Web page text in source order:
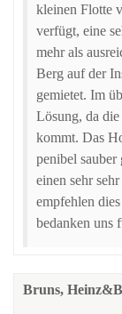
kleinen Flotte
verfügt, eine
mehr als
Berg auf der
gemietet. Im
Lösung, da
kommt. Das
penibel sauber
einen sehr
empfehlen
bedanken uns
Bruns,